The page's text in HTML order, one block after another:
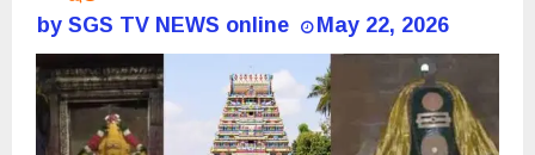
bySGS TV NEWS online May 22, 2026